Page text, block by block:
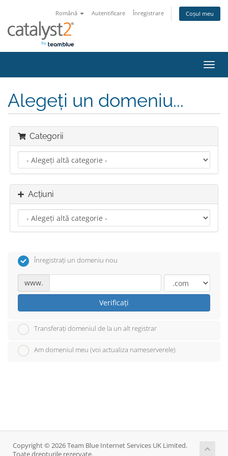
Română Autentificare Înregistrare Coșul meu
Alegeți un domeniu...
Categorii
Acțiuni
Înregistrați un domeniu nou
www.
Verificați
Transferați domeniul de la un alt registrar
Am domeniul meu (voi actualiza nameserverele)
Copyright © 2026 Team Blue Internet Services UK Limited.
Toate drepturile rezervate.